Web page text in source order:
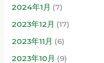
2024年1月 (7)
2023年12月 (17)
2023年11月 (6)
2023年10月 (9)